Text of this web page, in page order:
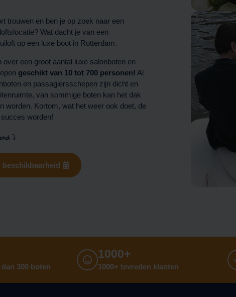
trouwen en ben je op zoek naar een
Wat dacht je van een
op een luxe boot in Rotterdam.
over een groot aantal luxe salonboten en
geschikt van 10 tot 700 personen! Al
en passagiersschepen zijn dicht en
van sommige boten kan het dak
worden. Kortom, wat het weer ook doet, de
worden!
⤵
beschikbaarheid
300 boten
1000+
1000+ tevreden klanten